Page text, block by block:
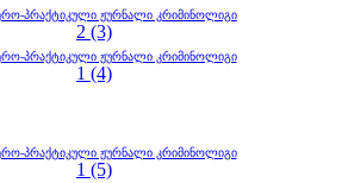
პრაქტიკული ჟურნალი კრიმინოლიგი
2 (3)
პრაქტიკული ჟურნალი კრიმინოლიგი
1 (4)
პრაქტიკული ჟურნალი კრიმინოლიგი
1 (5)